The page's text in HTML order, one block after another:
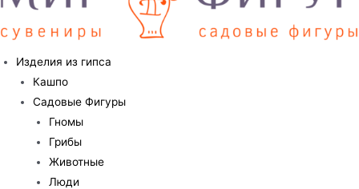
Изделия из гипса
Кашпо
Садовые Фигуры
Гномы
Грибы
Животные
Люди